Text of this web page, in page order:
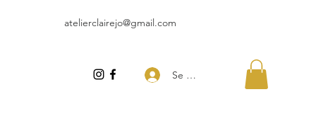
atelierclairejo@gmail.com
Se connecter